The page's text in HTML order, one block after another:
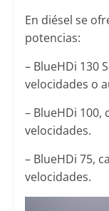
En diésel se
potencias:
– BlueHDi 130
velocidades o
– BlueHDi 100,
velocidades.
– BlueHDi 75,
velocidades.